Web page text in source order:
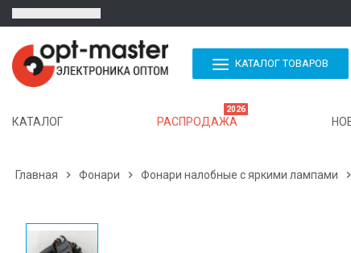
КАТАЛОГ ТОВАРОВ
КАТАЛОГ РАСПРОДАЖА
2026
Главная  Фонари  Фонари налобные с яркими лампами 